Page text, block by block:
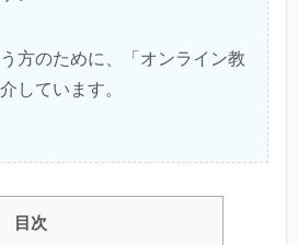
方のために、「オンライン教
しています。
目次